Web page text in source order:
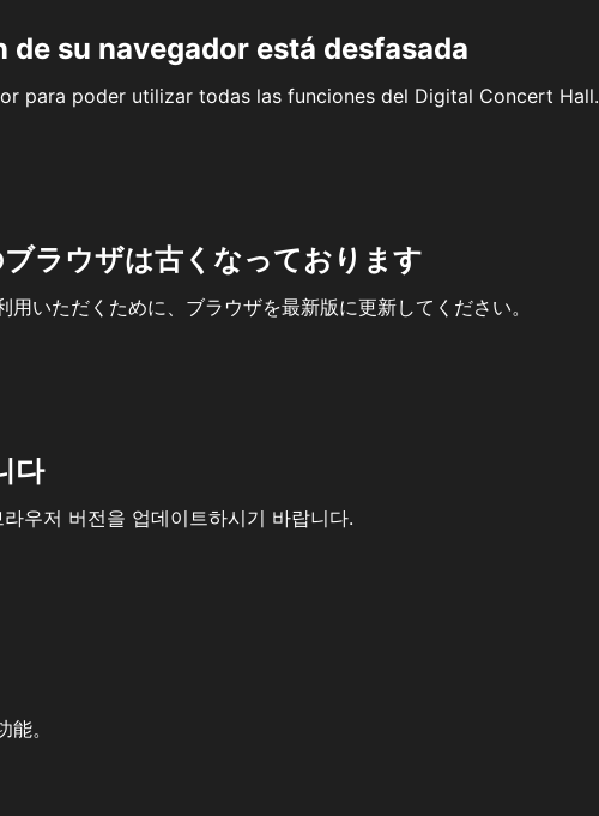
su navegador está desfasada
para poder utilizar todas las funciones del Digital Concert Hall.
ラウザは古くなっております
いただくために、ブラウザを最新版に更新してください。
다
우저 버전을 업데이트하시기 바랍니다.
。